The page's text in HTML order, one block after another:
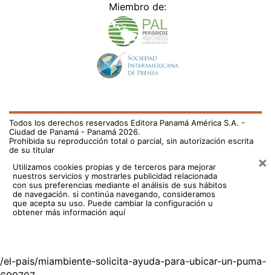
Miembro de:
Todos los derechos reservados Editora Panamá América S.A. -
Ciudad de Panamá - Panamá 2026.
Prohibida su reproducción total o parcial, sin autorización escrita
de su titular
Utilizamos cookies propias y de terceros para mejorar
nuestros servicios y mostrarles publicidad relacionada
con sus preferencias mediante el análisis de sus hábitos
de navegación. si continúa navegando, consideramos
que acepta su uso. Puede cambiar la configuración u
obtener más información aquí
×
/el-pais/miambiente-solicita-ayuda-para-ubicar-un-puma-